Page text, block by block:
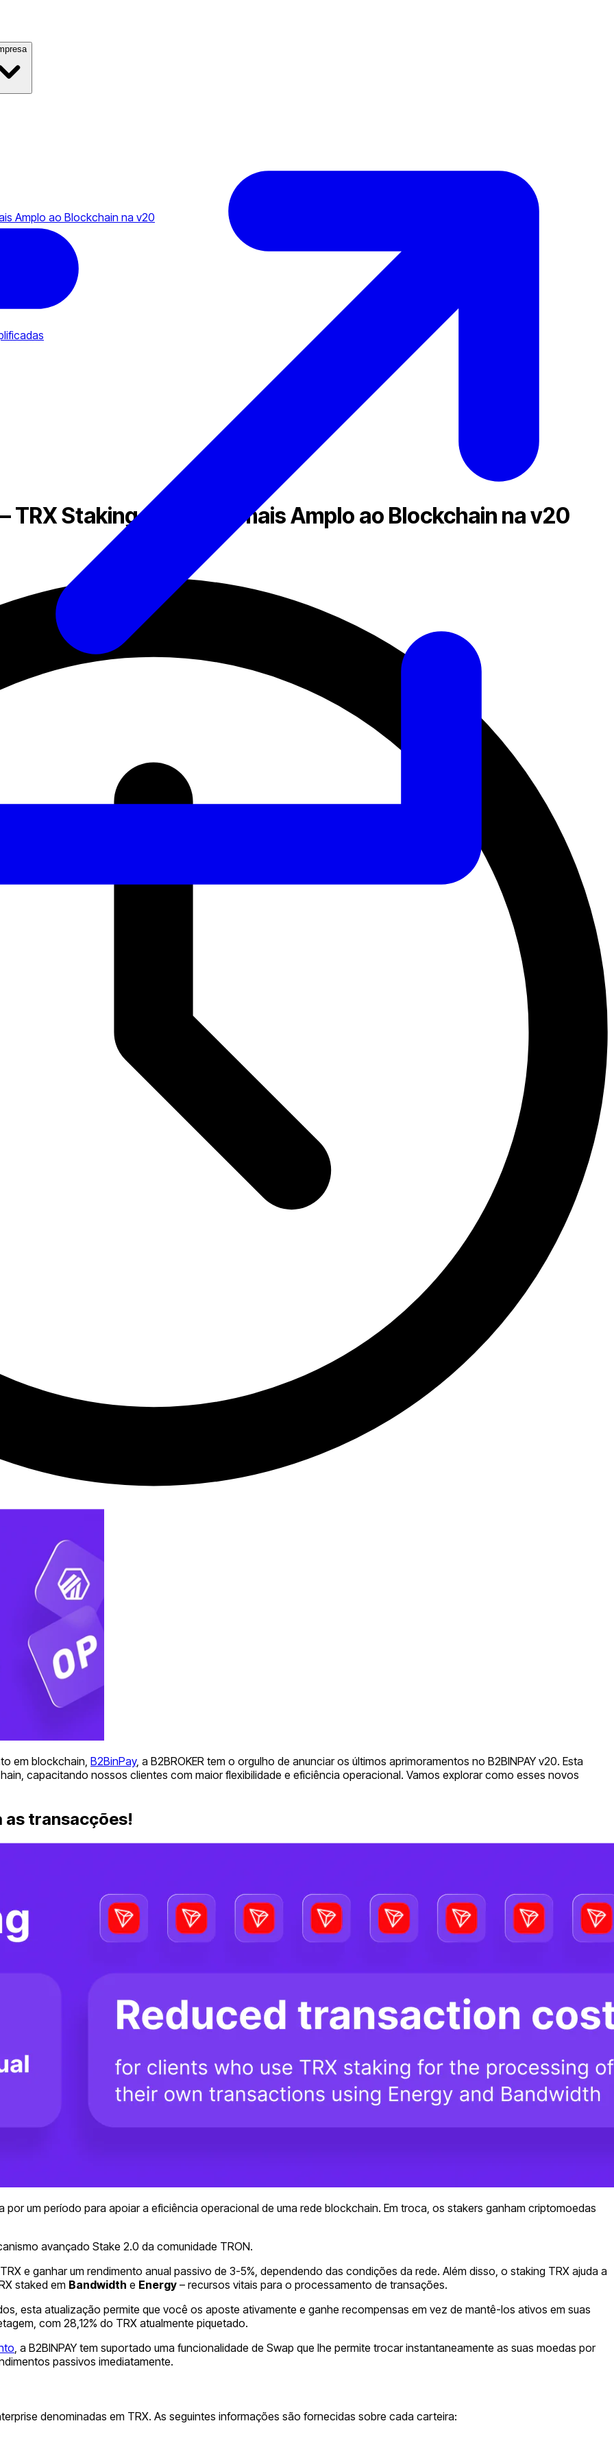
Amplo ao Blockchain na v20
TRX Staking e Acesso mais Amplo ao Blockchain na v20
em blockchain, B2BinPay, a B2BROKER tem o orgulho de anunciar os últimos aprimoramentos no B2BINPAY v20. Esta
capacitando nossos clientes com maior flexibilidade e eficiência operacional. Vamos explorar como esses novos
as transacções!
um período para apoiar a eficiência operacional de uma rede blockchain. Em troca, os stakers ganham criptomoedas
avançado Stake 2.0 da comunidade TRON.
e ganhar um rendimento anual passivo de 3-5%, dependendo das condições da rede. Além disso, o staking TRX ajuda a
staked em Bandwidth e Energy – recursos vitais para o processamento de transações.
esta atualização permite que você os aposte ativamente e ganhe recompensas em vez de mantê-los ativos em suas
com 28,12% do TRX atualmente piquetado.
, a B2BINPAY tem suportado uma funcionalidade de Swap que lhe permite trocar instantaneamente as suas moedas por
passivos imediatamente.
denominadas em TRX. As seguintes informações são fornecidas sobre cada carteira: